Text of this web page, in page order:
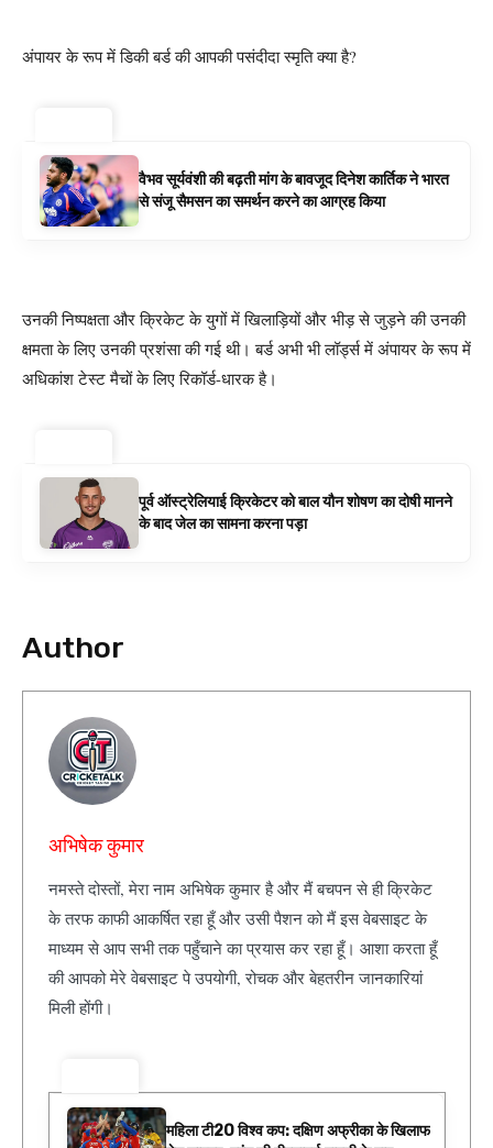
अंपायर के रूप में डिकी बर्ड की आपकी पसंदीदा स्मृति क्या है?
वैभव सूर्यवंशी की बढ़ती मांग के बावजूद दिनेश कार्तिक ने भारत
से संजू सैमसन का समर्थन करने का आग्रह किया
उनकी निष्पक्षता और क्रिकेट के युगों में खिलाड़ियों और भीड़ से जुड़ने की उनकी
क्षमता के लिए उनकी प्रशंसा की गई थी। बर्ड अभी भी लॉर्ड्स में अंपायर के रूप में
अधिकांश टेस्ट मैचों के लिए रिकॉर्ड-धारक है।
पूर्व ऑस्ट्रेलियाई क्रिकेटर को बाल यौन शोषण का दोषी मानने
के बाद जेल का सामना करना पड़ा
Author
अभिषेक कुमार
नमस्ते दोस्तों, मेरा नाम अभिषेक कुमार है और मैं बचपन से ही क्रिकेट
के तरफ काफी आकर्षित रहा हूँ और उसी पैशन को मैं इस वेबसाइट के
माध्यम से आप सभी तक पहुँचाने का प्रयास कर रहा हूँ। आशा करता हूँ
की आपको मेरे वेबसाइट पे उपयोगी, रोचक और बेहतरीन जानकारियां
मिली होंगी।
महिला टी20 विश्व कप: दक्षिण अफ्रीका के खिलाफ